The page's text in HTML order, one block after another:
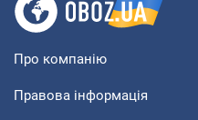
Про компанію
Правова інформація